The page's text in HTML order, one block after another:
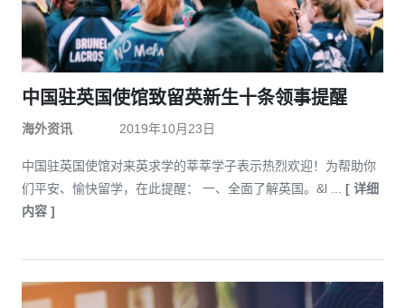
中国驻英国使馆致留英新生十条领事提醒
海外资讯 2019年10月23日
中国驻英国使馆对来英求学的莘莘学子表示热烈欢迎！为帮助你
们平安、愉快留学，在此提醒： 一、全面了解英国。&l ... [ 详细
内容 ]